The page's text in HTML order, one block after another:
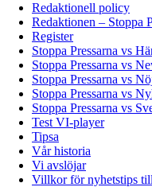
Redaktionell policy
Redaktionen – Stoppa
Register
Stoppa Pressarna vs
Stoppa Pressarna vs
Stoppa Pressarna vs
Stoppa Pressarna vs
Stoppa Pressarna vs
Test VI-player
Tipsa
Vår historia
Vi avslöjar
Villkor för nyhetstips till